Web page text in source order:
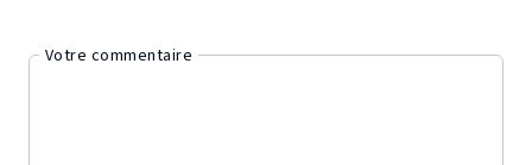
Votre commentaire